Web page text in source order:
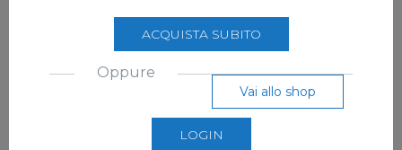
ACQUISTA SUBITO
Oppure
Vai allo shop
LOGIN